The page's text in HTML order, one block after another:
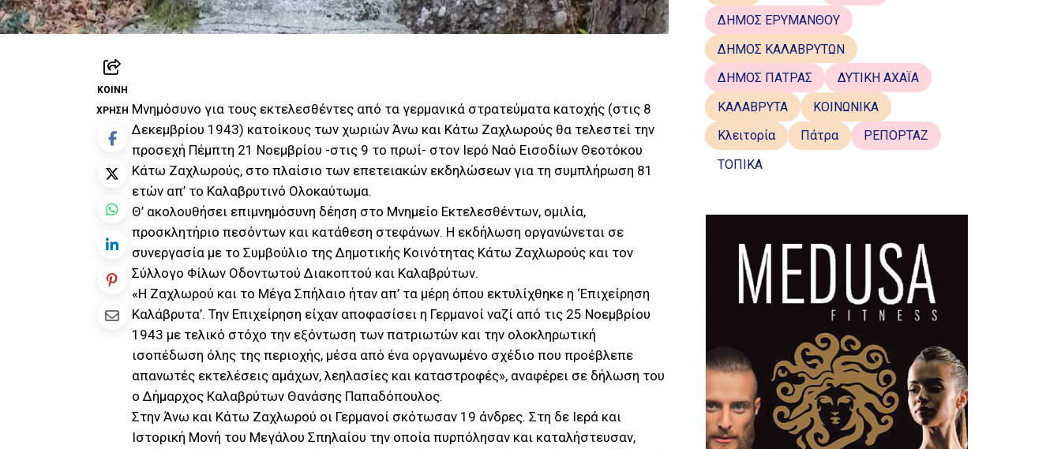
ΚΟΙΝΉ
ΧΡΉΣΗ Μνημόσυνο για τους εκτελεσθέντες από τα γερμανικά στρατεύματα κατοχής (στις 8
Δεκεμβρίου 1943) κατοίκους των χωριών Άνω και Κάτω Ζαχλωρούς θα τελεστεί την
προσεχή Πέμπτη 21 Νοεμβρίου -στις 9 το πρωί- στον Ιερό Ναό Εισοδίων Θεοτόκου
Κάτω Ζαχλωρούς, στο πλαίσιο των επετειακών εκδηλώσεων για τη συμπλήρωση 81
ετών απ’ το Καλαβρυτινό Ολοκαύτωμα.
Θ’ ακολουθήσει επιμνημόσυνη δέηση στο Μνημείο Εκτελεσθέντων, ομιλία,
προσκλητήριο πεσόντων και κατάθεση στεφάνων. Η εκδήλωση οργανώνεται σε
συνεργασία με το Συμβούλιο της Δημοτικής Κοινότητας Κάτω Ζαχλωρούς και τον
Σύλλογο Φίλων Οδοντωτού Διακοπτού και Καλαβρύτων.
«Η Ζαχλωρού και το Μέγα Σπήλαιο ήταν απ’ τα μέρη όπου εκτυλίχθηκε η ‘Επιχείρηση
Καλάβρυτα’. Την Επιχείρηση είχαν αποφασίσει η Γερμανοί ναζί από τις 25 Νοεμβρίου
1943 με τελικό στόχο την εξόντωση των πατριωτών και την ολοκληρωτική
ισοπέδωση όλης της περιοχής, μέσα από ένα οργανωμένο σχέδιο που προέβλεπε
απανωτές εκτελέσεις αμάχων, λεηλασίες και καταστροφές», αναφέρει σε δήλωση του
ο Δήμαρχος Καλαβρύτων Θανάσης Παπαδόπουλος.
Στην Άνω και Κάτω Ζαχλωρού οι Γερμανοί σκότωσαν 19 άνδρες. Στη δε Ιερά και
Ιστορική Μονή του Μεγάλου Σπηλαίου την οποία πυρπόλησαν και καταλήστευσαν,
ΔΗΜΟΣ ΕΡΥΜΑΝΘΟΥ
ΔΗΜΟΣ ΚΑΛΑΒΡΥΤΩΝ
ΔΗΜΟΣ ΠΑΤΡΑΣ
ΔΥΤΙΚΗ ΑΧΑΪΑ
ΚΑΛΑΒΡΥΤΑ
ΚΟΙΝΩΝΙΚΑ
Κλειτορία
Πάτρα
ΡΕΠΟΡΤΑΖ
ΤΟΠΙΚΑ